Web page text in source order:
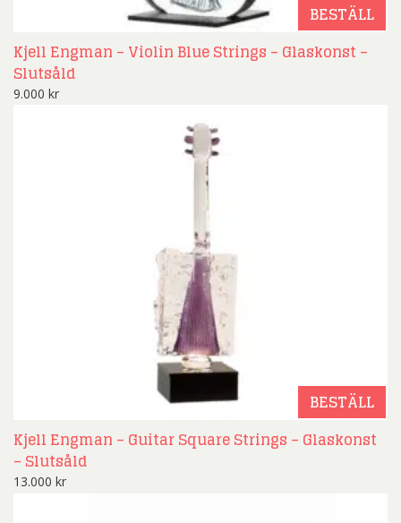
BESTÄLL
Kjell Engman – Violin Blue Strings – Glaskonst –
Slutsåld
9.000 kr
BESTÄLL
Kjell Engman – Guitar Square Strings – Glaskonst
– Slutsåld
13.000 kr